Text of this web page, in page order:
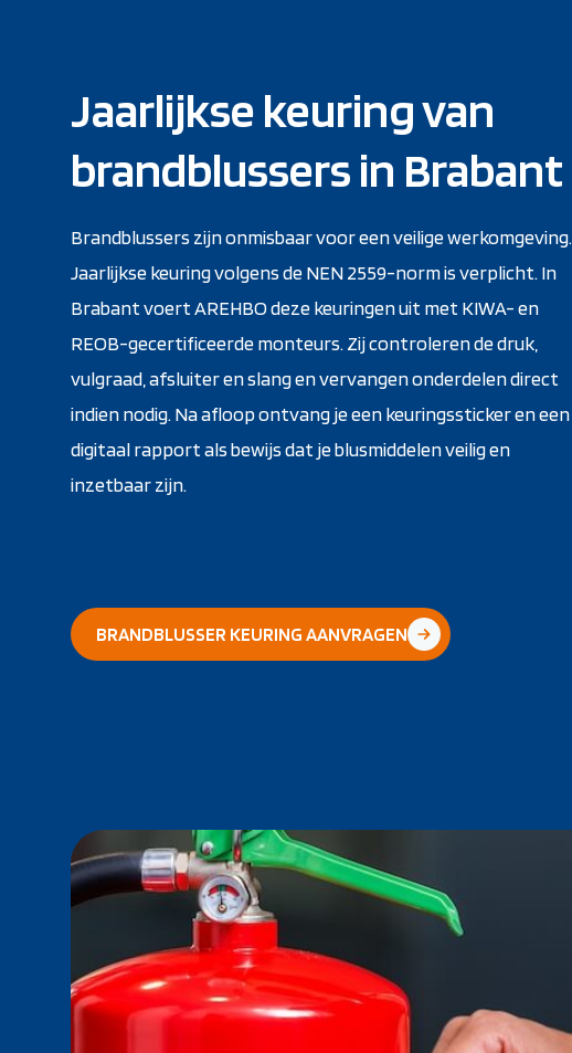
Jaarlijkse keuring van
brandblussers in Brabant
Brandblussers zijn onmisbaar voor een veilige werkomgeving.
Jaarlijkse keuring volgens de NEN 2559-norm is verplicht. In
Brabant voert AREHBO deze keuringen uit met KIWA- en
REOB-gecertificeerde monteurs. Zij controleren de druk,
vulgraad, afsluiter en slang en vervangen onderdelen direct
indien nodig. Na afloop ontvang je een keuringssticker en een
digitaal rapport als bewijs dat je blusmiddelen veilig en
inzetbaar zijn.
BRANDBLUSSER KEURING AANVRAGEN